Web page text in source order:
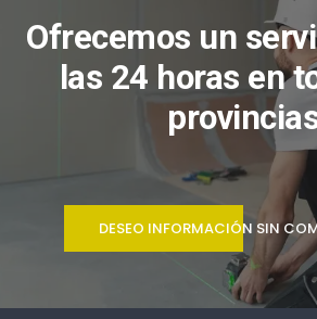
Ofrecemos un
las 24 horas en
DESEO INFORMACIÓN SIN